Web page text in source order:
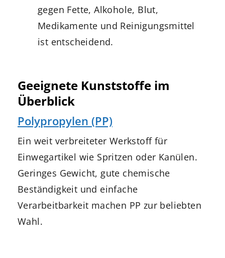
gegen Fette, Alkohole, Blut,
Medikamente und Reinigungsmittel
ist entscheidend.
Geeignete Kunststoffe im
Überblick
Polypropylen (PP)
Ein weit verbreiteter Werkstoff für
Einwegartikel wie Spritzen oder Kanülen.
Geringes Gewicht, gute chemische
Beständigkeit und einfache
Verarbeitbarkeit machen PP zur beliebten
Wahl.